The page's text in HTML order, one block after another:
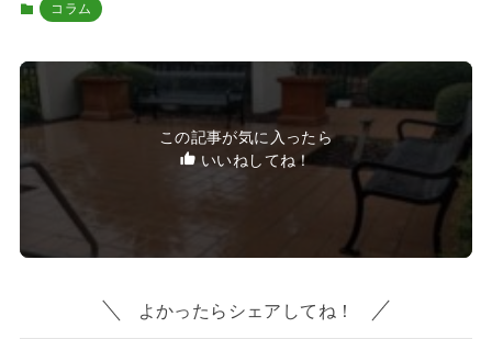
コラム
この記事が気に入ったら
いいねしてね！
よかったらシェアしてね！